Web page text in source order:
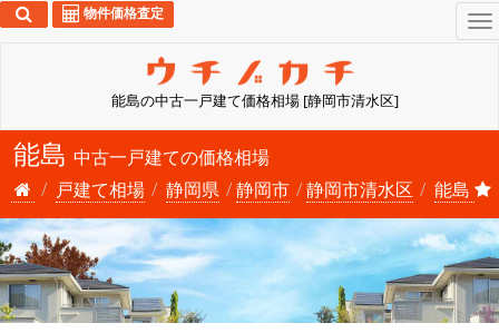
能島の中古一戸建て価格相場 [静岡市清水区]
物件価格査定
能島 中古一戸建ての価格相場
戸建て相場
静岡県 静岡市 静岡市清水区 能島